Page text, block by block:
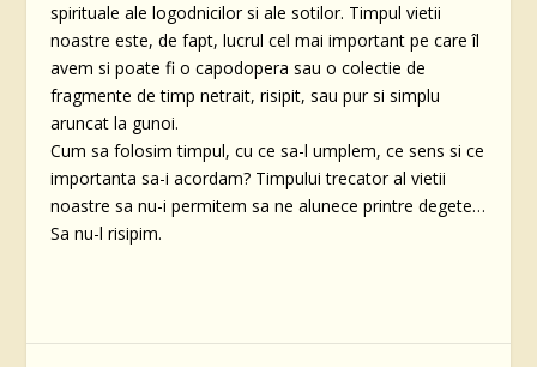
spirituale ale logodnicilor si ale sotilor. Timpul vietii
noastre este, de fapt, lucrul cel mai important pe care îl
avem si poate fi o capodopera sau o colectie de
fragmente de timp netrait, risipit, sau pur si simplu
aruncat la gunoi.
Cum sa folosim timpul, cu ce sa-l umplem, ce sens si ce
importanta sa-i acordam? Timpului trecator al vietii
noastre sa nu-i permitem sa ne alunece printre degete…
Sa nu-l risipim.